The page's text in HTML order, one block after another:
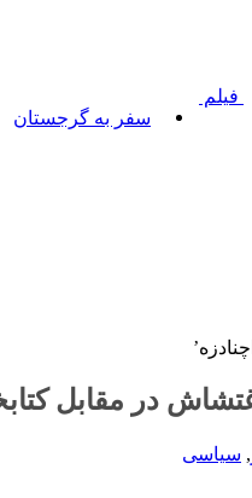
فیلم
سفر به گرجستان
در مقابل
, سیاسی